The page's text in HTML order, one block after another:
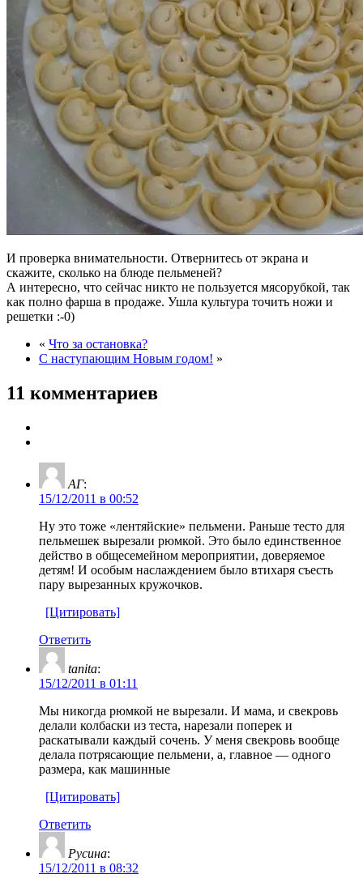
И проверка внимательности. Отвернитесь от экрана и
скажите, сколько на блюде пельменей?
А интересно, что сейчас никто не пользуется мясорубкой, так
как полно фарша в продаже. Ушла культура точить ножи и
решетки :-0)
« Что за остановка?
С наступающим Новым годом! »
11 комментариев
АГ:
15/12/2011 в 00:52
Ну это тоже «лентяйские» пельмени. Раньше тесто для
пельмешек вырезали рюмкой. Это было единственное
действо в общесемейном мероприятии, доверяемое
детям! И особым наслаждением было втихаря съесть
пару вырезанных кружочков.
[Цитировать]
Ответить
tanita:
15/12/2011 в 01:11
Мы никогда рюмкой не вырезали. И мама, и свекровь
делали колбаски из теста, нарезали поперек и
раскатывали каждый сочень. У меня свекровь вообще
делала потрясающие пельмени, а, главное — одного
размера, как машинные
[Цитировать]
Ответить
Русина:
15/12/2011 в 08:32